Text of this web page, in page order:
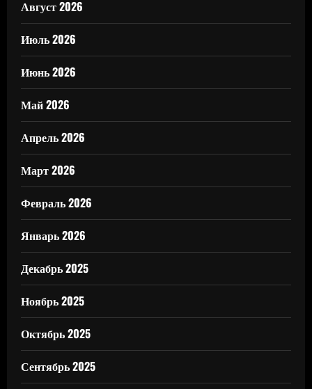
Август 2026
Июль 2026
Июнь 2026
Май 2026
Апрель 2026
Март 2026
Февраль 2026
Январь 2026
Декабрь 2025
Ноябрь 2025
Октябрь 2025
Сентябрь 2025